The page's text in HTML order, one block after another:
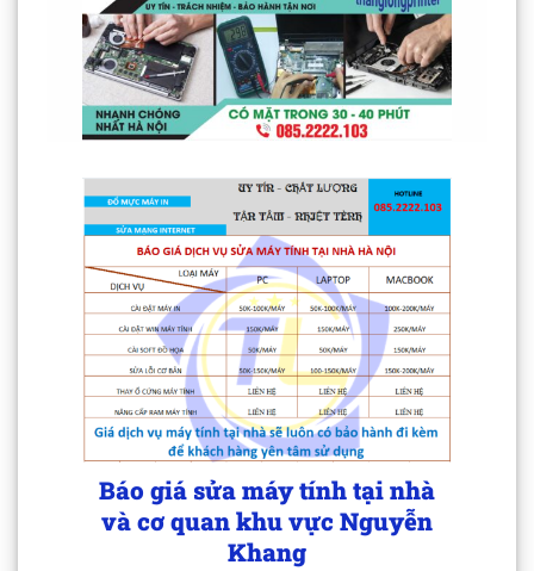
Báo giá sửa máy tính tại nhà
và cơ quan khu vực Nguyễn
Khang